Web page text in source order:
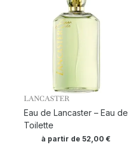
LANCASTER
Eau de Lancaster – Eau de
Toilette
à partir de52,00€